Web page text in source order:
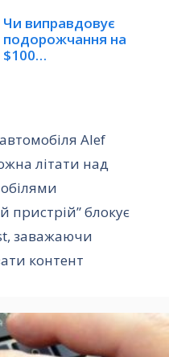
Чи виправдовує
подорожчання на
$100
Alef
літати над
пристрій” блокує
заважаючи
контент